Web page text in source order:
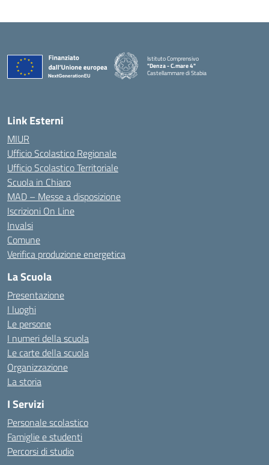
Istituto Comprensivo
"Denza - C.mare 4"
Castellammare di Stabia
Link Esterni
MIUR
Ufficio Scolastico Regionale
Ufficio Scolastico Territoriale
Scuola in Chiaro
MAD – Messe a disposizione
Iscrizioni On Line
Invalsi
Comune
Verifica produzione energetica
La Scuola
Presentazione
I luoghi
Le persone
I numeri della scuola
Le carte della scuola
Organizzazione
La storia
I Servizi
Personale scolastico
Famiglie e studenti
Percorsi di studio